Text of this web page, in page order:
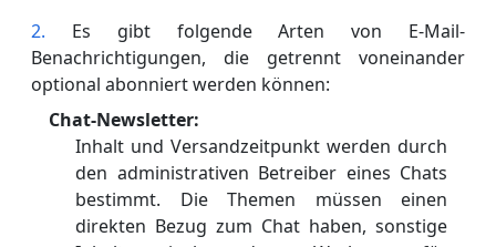
Es gibt folgende Arten von E-Mail-
Benachrichtigungen, die getrennt voneinander
optional abonniert werden können:
Chat-Newsletter:
Inhalt und Versandzeitpunkt werden durch
den administrativen Betreiber eines Chats
bestimmt. Die Themen müssen einen
direkten Bezug zum Chat haben, sonstige